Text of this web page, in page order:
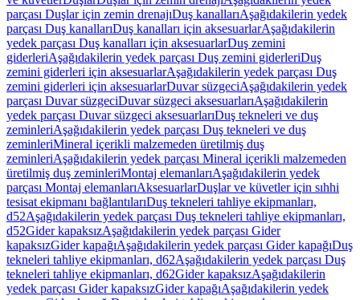
parçası Duşlar için zemin drenajıDuş kanallarıAşağıdakilerin yedek
parçası Duş kanallarıDuş kanalları için aksesuarlarAşağıdakilerin
yedek parçası Duş kanalları için aksesuarlarDuş zemini
giderleriAşağıdakilerin yedek parçası Duş zemini giderleriDuş
zemini giderleri için aksesuarlarAşağıdakilerin yedek parçası Duş
zemini giderleri için aksesuarlarDuvar süzgeciAşağıdakilerin yedek
parçası Duvar süzgeciDuvar süzgeci aksesuarlarıAşağıdakilerin
yedek parçası Duvar süzgeci aksesuarlarıDuş tekneleri ve duş
zeminleriAşağıdakilerin yedek parçası Duş tekneleri ve duş
zeminleriMineral içerikli malzemeden üretilmiş duş
zeminleriAşağıdakilerin yedek parçası Mineral içerikli malzemeden
üretilmiş duş zeminleriMontaj elemanlarıAşağıdakilerin yedek
parçası Montaj elemanlarıAksesuarlarDuşlar ve küvetler için sıhhi
tesisat ekipmanı bağlantılarıDuş tekneleri tahliye ekipmanları,
d52Aşağıdakilerin yedek parçası Duş tekneleri tahliye ekipmanları,
d52Gider kapaksızAşağıdakilerin yedek parçası Gider
kapaksızGider kapağıAşağıdakilerin yedek parçası Gider kapağıDuş
tekneleri tahliye ekipmanları, d62Aşağıdakilerin yedek parçası Duş
tekneleri tahliye ekipmanları, d62Gider kapaksızAşağıdakilerin
yedek parçası Gider kapaksızGider kapağıAşağıdakilerin yedek